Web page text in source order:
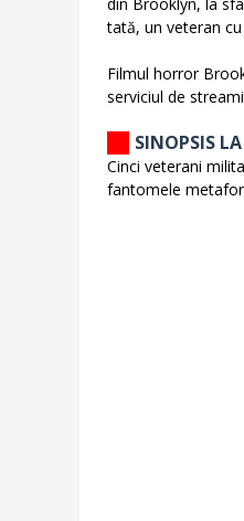
tată, un veteran
Filmul horror
serviciul de
SINOPSIS
Cinci veterani
fantomele